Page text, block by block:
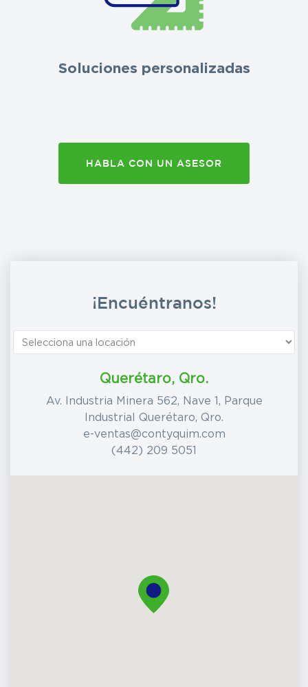
Soluciones personalizadas
HABLA CON UN ASESOR
¡Encuéntranos!
Querétaro, Qro.
Av. Industria Minera 562, Nave 1, Parque
Industrial Querétaro, Qro.
e-ventas@contyquim.com
(442) 209 5051